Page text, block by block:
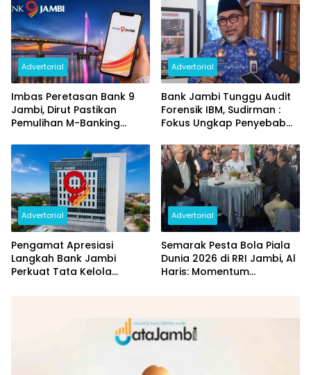
Advertorial
Imbas Peretasan Bank 9
Jambi, Dirut Pastikan
Pemulihan M-Banking
Advertorial
Bank Jambi Tunggu Audit
Forensik IBM, Sudirman :
Fokus Ungkap Penyebab
Rp144 Miliar
Advertorial
Pengamat Apresiasi
Langkah Bank Jambi
Perkuat Tata Kelola
Advertorial
Semarak Pesta Bola Piala
Dunia 2026 di RRI Jambi, Al
Haris: Momentum